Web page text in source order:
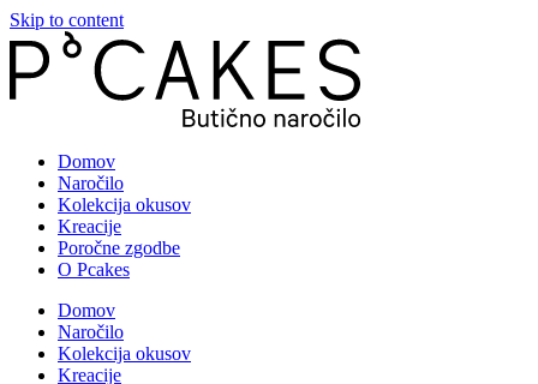
Skip to content
Domov
Naročilo
Kolekcija okusov
Kreacije
Poročne zgodbe
O Pcakes
Domov
Naročilo
Kolekcija okusov
Kreacije